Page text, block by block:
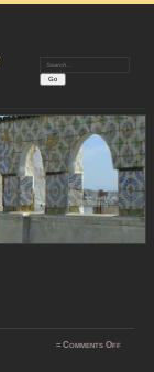
Search:
≈Comments Offon